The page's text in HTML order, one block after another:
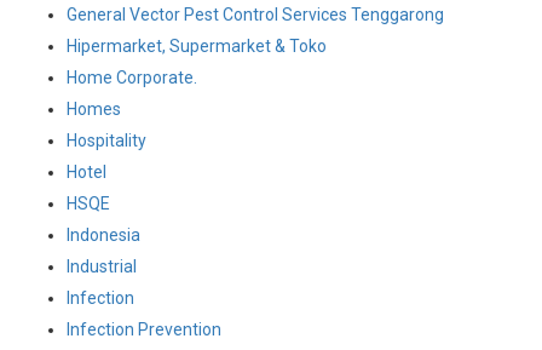
General Vector Pest Control Services Tenggarong
Hipermarket, Supermarket & Toko
Home Corporate.
Homes
Hospitality
Hotel
HSQE
Indonesia
Industrial
Infection
Infection Prevention